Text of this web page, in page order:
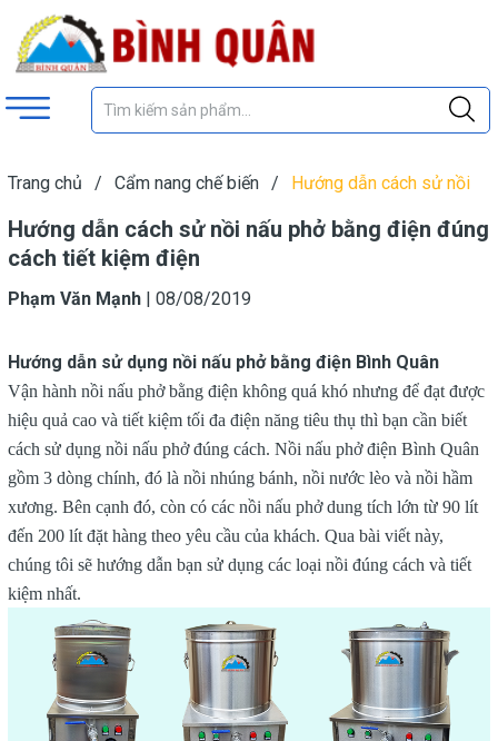
Trang chủ / Cẩm nang chế biến /
Hướng dẫn cách sử nồi
Hướng dẫn cách sử nồi nấu phở bằng điện đúng
cách tiết kiệm điện
Phạm Văn Mạnh | 08/08/2019
Hướng dẫn sử dụng nồi nấu phở bằng điện Bình Quân
Vận hành nồi nấu phở bằng điện không quá khó nhưng để đạt được
hiệu quả cao và tiết kiệm tối đa điện năng tiêu thụ thì bạn cần biết
cách sử dụng nồi nấu phở đúng cách. Nồi nấu phở điện Bình Quân
gồm 3 dòng chính, đó là nồi nhúng bánh, nồi nước lèo và nồi hầm
xương. Bên cạnh đó, còn có các nồi nấu phở dung tích lớn từ 90 lít
đến 200 lít đặt hàng theo yêu cầu của khách. Qua bài viết này,
chúng tôi sẽ hướng dẫn bạn sử dụng các loại nồi đúng cách và tiết
kiệm nhất.